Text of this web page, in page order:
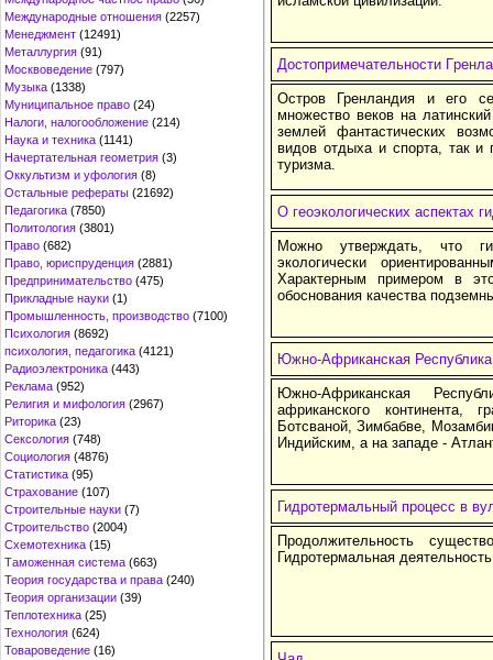
Международные отношения (2257)
Менеджмент (12491)
Металлургия (91)
Москвоведение (797)
Музыка (1338)
Муниципальное право (24)
Налоги, налогообложение (214)
Наука и техника (1141)
Начертательная геометрия (3)
Оккультизм и уфология (8)
Остальные рефераты (21692)
Педагогика (7850)
Политология (3801)
Право (682)
Право, юриспруденция (2881)
Предпринимательство (475)
Прикладные науки (1)
Промышленность, производство (7100)
Психология (8692)
психология, педагогика (4121)
Радиоэлектроника (443)
Реклама (952)
Религия и мифология (2967)
Риторика (23)
Сексология (748)
Социология (4876)
Статистика (95)
Страхование (107)
Строительные науки (7)
Строительство (2004)
Схемотехника (15)
Таможенная система (663)
Теория государства и права (240)
Теория организации (39)
Теплотехника (25)
Технология (624)
Товароведение (16)
Достопримечательности
Остров Гренландия и его
множество веков на
землей фантастических
видов отдыха и спорта, так и
туризма.
О геоэкологических аспектах
Можно утверждать, что
экологически
Характерным примером в
обоснования качества
Южно-Африканская
Южно-Африканская
африканского континента,
Ботсваной, Зимбабве,
Индийским, а на западе -
Гидротермальный процесс в
Продолжительность
Гидротермальная